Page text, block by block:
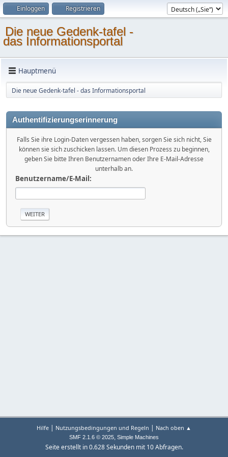
Einloggen Registrieren
Die neue Gedenk-tafel -
das Informationsportal
Hauptmenü
Die neue Gedenk-tafel - das Informationsportal
Authentifizierungserinnerung
Falls Sie ihre Login-Daten vergessen haben, sorgen Sie sich nicht, Sie
können sie sich zuschicken lassen. Um diesen Prozess zu beginnen,
geben Sie bitte Ihren Benutzernamen oder Ihre E-Mail-Adresse
unterhalb an.
Benutzername/E-Mail:
Hilfe | Nutzungsbedingungen und Regeln | Nach oben ▲
SMF 2.1.6 © 2025, Simple Machines
Seite erstellt in 0.628 Sekunden mit 10 Abfragen.